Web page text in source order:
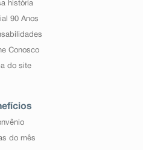
história
90 Anos
Conosco
do site
do mês